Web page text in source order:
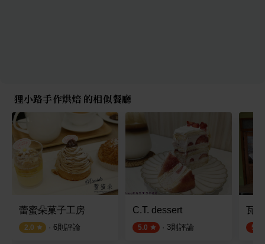
狸小路手作烘焙 的相似餐廳
蕾蜜朵菓子工房
2.0 · 6則評論
C.T. dessert
5.0 · 3則評論
瓦
5.0